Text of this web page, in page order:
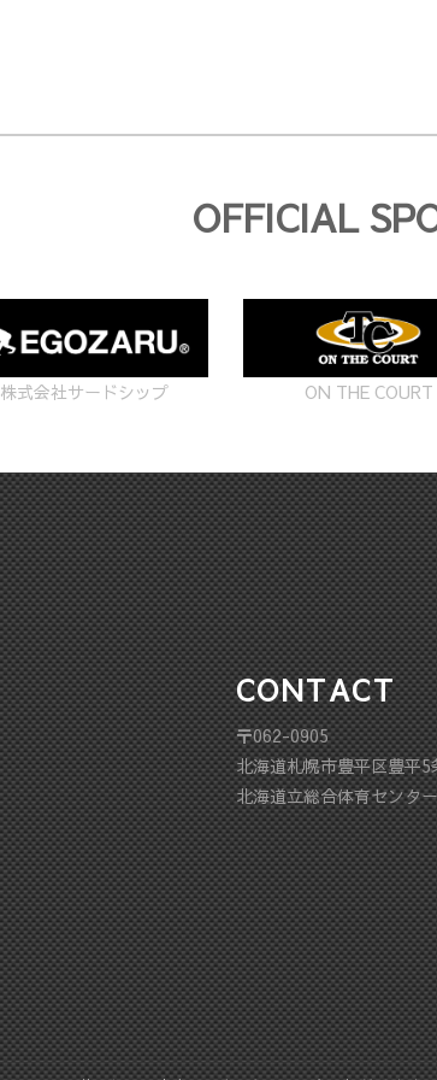
OFFICIAL
株式会社サードシップ ON THE COURT
CONTACT
〒062-0905
北海道札幌市豊平区豊平
北海道立総合体育センタ